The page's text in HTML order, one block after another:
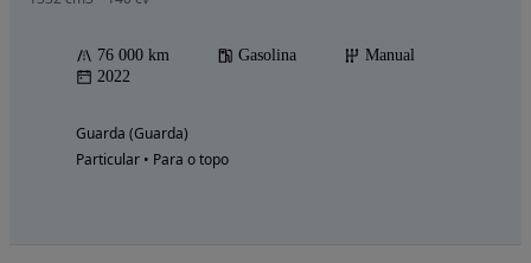
76 000 km Gasolina
Manual
2022
Guarda (Guarda)
Particular • Para o topo